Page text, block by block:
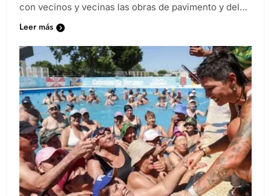
con vecinos y vecinas las obras de pavimento y del…
Leer más